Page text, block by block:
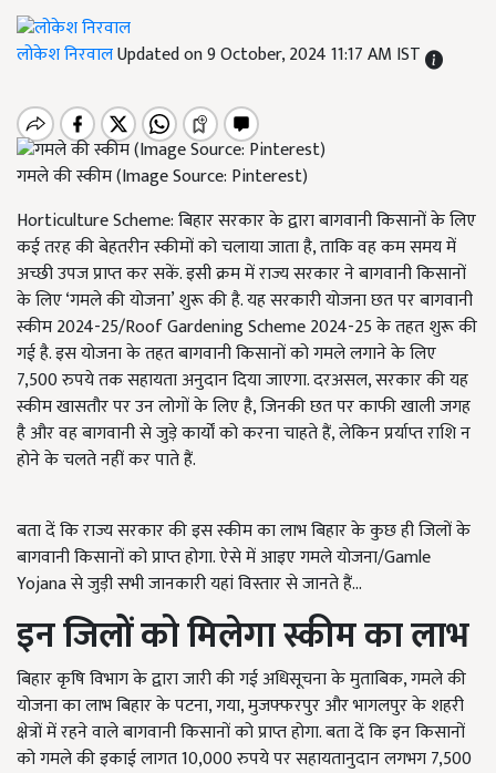
लोकेश निरवालUpdated on 9 October, 2024 11:17 AM IST
गमले की स्कीम (Image Source: Pinterest)
Horticulture Scheme: बिहार सरकार के द्वारा बागवानी किसानों के लिए
कई तरह की बेहतरीन स्कीमों को चलाया जाता है, ताकि वह कम समय में
अच्छी उपज प्राप्त कर सकें. इसी क्रम में राज्य सरकार ने बागवानी किसानों
के लिए ‘गमले की योजना’ शुरू की है. यह सरकारी योजना छत पर बागवानी
स्कीम 2024-25/Roof Gardening Scheme 2024-25 के तहत शुरू की
गई है. इस योजना के तहत बागवानी किसानों को गमले लगाने के लिए
7,500 रुपये तक सहायता अनुदान दिया जाएगा. दरअसल, सरकार की यह
स्कीम खासतौर पर उन लोगों के लिए है, जिनकी छत पर काफी खाली जगह
है और वह बागवानी से जुड़े कार्यों को करना चाहते हैं, लेकिन प्रर्याप्त राशि न
होने के चलते नहीं कर पाते हैं.
बता दें कि राज्य सरकार की इस स्कीम का लाभ बिहार के कुछ ही जिलों के
बागवानी किसानों को प्राप्त होगा. ऐसे में आइए गमले योजना/Gamle
Yojana से जुड़ी सभी जानकारी यहां विस्तार से जानते हैं...
इन जिलों को मिलेगा स्कीम का लाभ
बिहार कृषि विभाग के द्वारा जारी की गई अधिसूचना के मुताबिक, गमले की
योजना का लाभ बिहार के पटना, गया, मुजफ्फरपुर और भागलपुर के शहरी
क्षेत्रों में रहने वाले बागवानी किसानों को प्राप्त होगा. बता दें कि इन किसानों
को गमले की इकाई लागत 10,000 रुपये पर सहायतानुदान लगभग 7,500